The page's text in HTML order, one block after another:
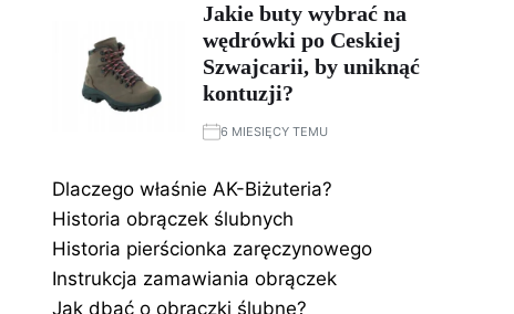
Jakie buty wybrać na
wędrówki po Ceskiej
Szwajcarii, by uniknąć
kontuzji?
6 MIESIĘCY TEMU
Dlaczego właśnie AK-Biżuteria?
Historia obrączek ślubnych
Historia pierścionka zaręczynowego
Instrukcja zamawiania obrączek
Jak dbać o obrączki ślubne?